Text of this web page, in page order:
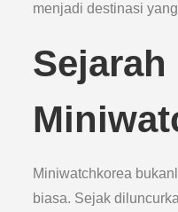
menjadi destinasi
Sejarah
Miniwatchkorea
biasa. Sejak